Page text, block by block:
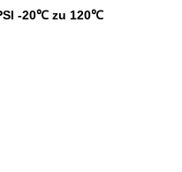
-20℃ zu 120℃